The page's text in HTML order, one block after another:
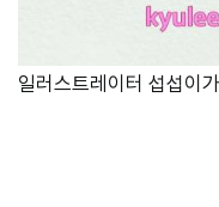
일러스트레이터 섭섭이